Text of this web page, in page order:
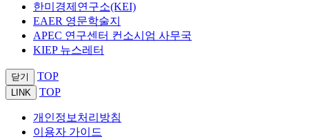
한미경제연구소(KEI)
EAER 영문학술지
APEC 연구센터 컨소시엄 사무국
KIEP 뉴스레터
닫기 TOP
LINK TOP
개인정보처리방침
이용자 가이드